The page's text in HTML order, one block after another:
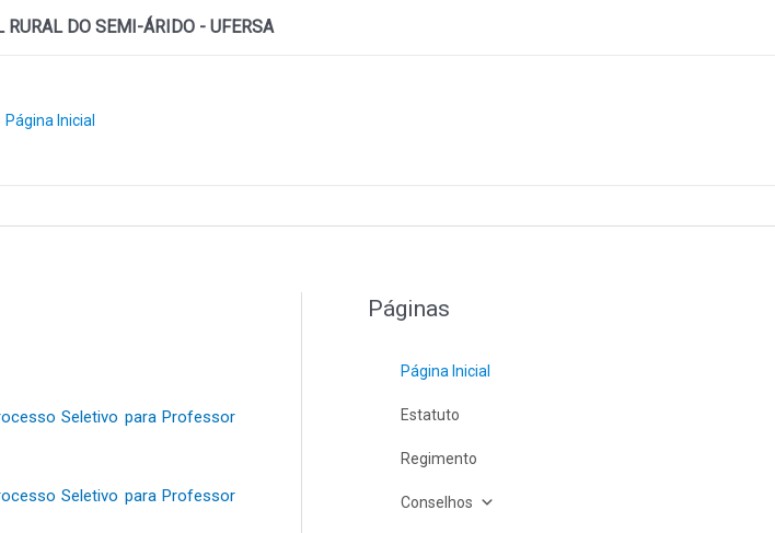
RURAL DO SEMI-ÁRIDO - UFERSA
Página Inicial
Seletivo para Professor
Seletivo para Professor
Páginas
Página Inicial
Estatuto
Regimento
Conselhos